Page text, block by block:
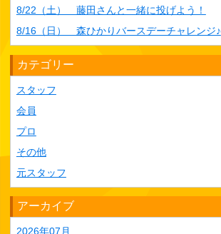
8/22（土） 藤田さんと一緒に投げよう！
8/16（日） 森ひかりバースデーチャレンジ♪
カテゴリー
スタッフ
会員
プロ
その他
元スタッフ
アーカイブ
2026年07月